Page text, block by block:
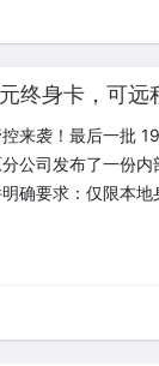
终身卡，可远
来袭！最后一批
公司发布了一份
确要求：仅限本